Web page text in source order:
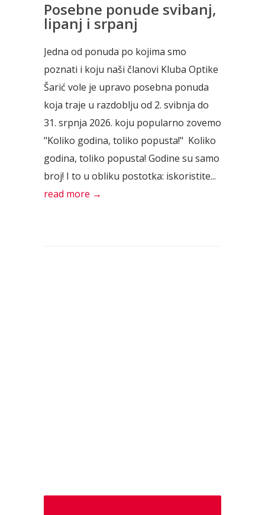
Posebne ponude svibanj,
lipanj i srpanj
Jedna od ponuda po kojima smo
poznati i koju naši članovi Kluba Optike
Šarić vole je upravo posebna ponuda
koja traje u razdoblju od 2. svibnja do
31. srpnja 2026. koju popularno zovemo
"Koliko godina, toliko popusta!" Koliko
godina, toliko popusta! Godine su samo
broj! I to u obliku postotka: iskoristite...
read more →